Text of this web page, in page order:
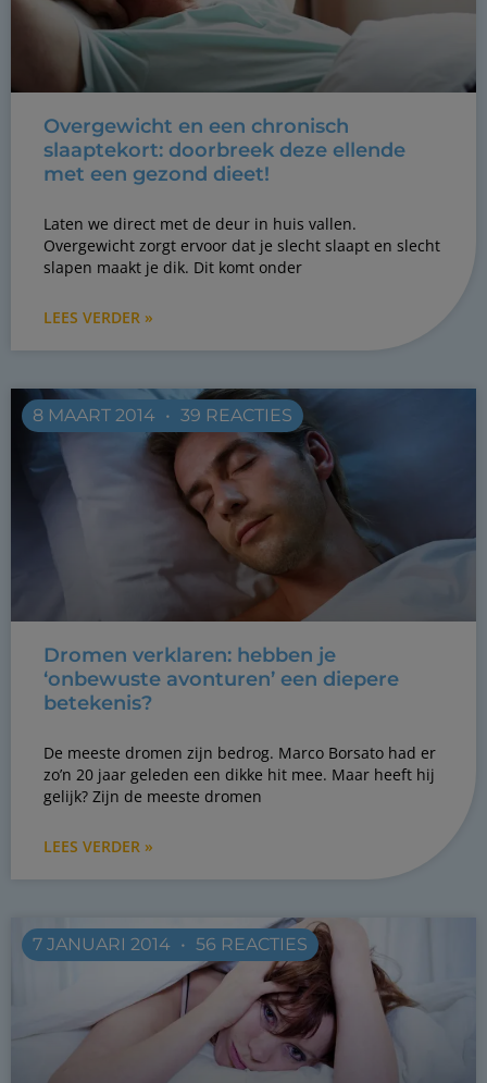
Overgewicht en een chronisch
slaaptekort: doorbreek deze ellende
met een gezond dieet!
Laten we direct met de deur in huis vallen.
Overgewicht zorgt ervoor dat je slecht slaapt en slecht
slapen maakt je dik. Dit komt onder
LEES VERDER »
Dromen verklaren: hebben je
‘onbewuste avonturen’ een diepere
betekenis?
De meeste dromen zijn bedrog. Marco Borsato had er
zo’n 20 jaar geleden een dikke hit mee. Maar heeft hij
gelijk? Zijn de meeste dromen
LEES VERDER »
8 MAART 2014 39 REACTIES
7 JANUARI 2014 56 REACTIES